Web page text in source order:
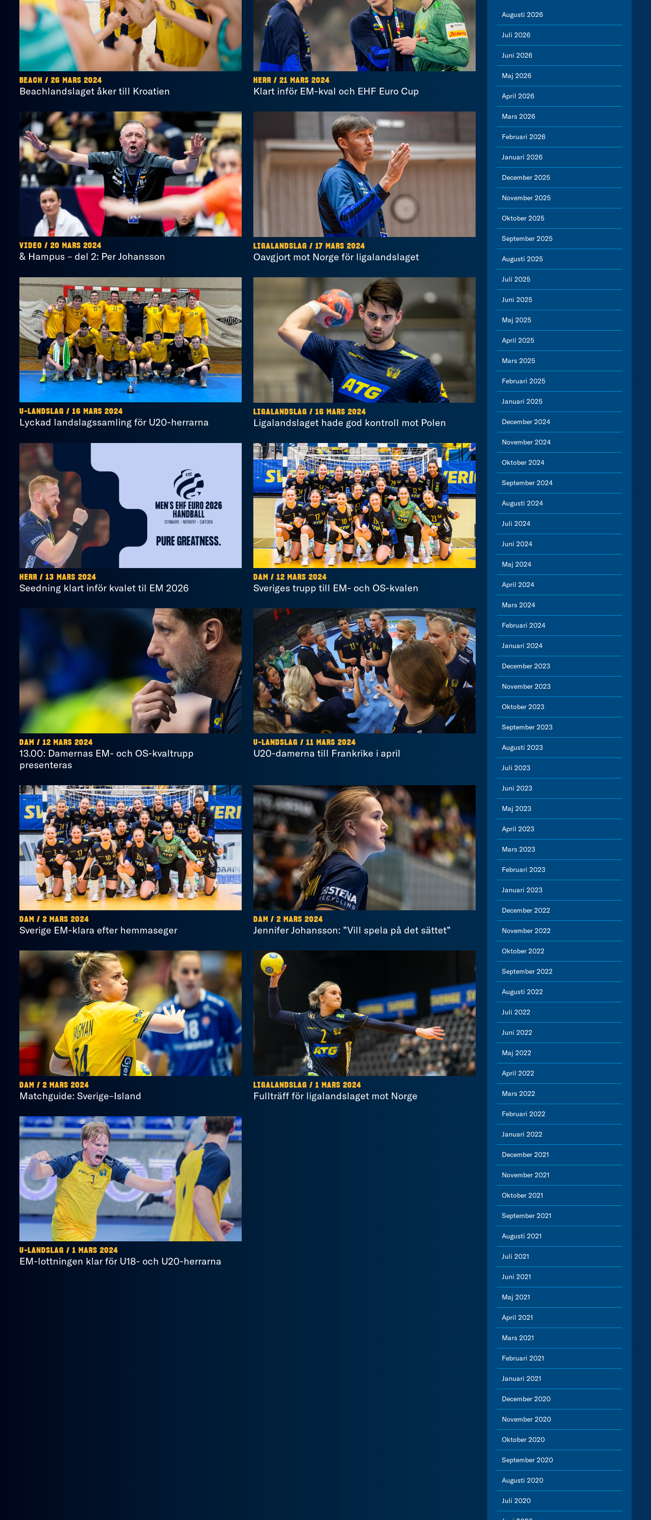
BEACH / 26 MARS 2024
Beachlandslaget åker till Kroatien
HERR / 21 MARS 2024
Klart inför EM-kval och EHF Euro Cup
VIDEO / 20 MARS 2024
& Hampus – del 2: Per Johansson
LIGALANDSLAG / 17 MARS 2024
Oavgjort mot Norge för ligalandslaget
U-LANDSLAG / 16 MARS 2024
Lyckad landslagssamling för U20-herrarna
LIGALANDSLAG / 16 MARS 2024
Ligalandslaget hade god kontroll mot Polen
HERR / 13 MARS 2024
Seedning klart inför kvalet til EM 2026
DAM / 12 MARS 2024
Sveriges trupp till EM- och OS-kvalen
DAM / 12 MARS 2024
13.00: Damernas EM- och OS-kvaltrupp
presenteras
U-LANDSLAG / 11 MARS 2024
U20-damerna till Frankrike i april
DAM / 2 MARS 2024
Sverige EM-klara efter hemmaseger
DAM / 2 MARS 2024
Jennifer Johansson: ”Vill spela på det sättet”
DAM / 2 MARS 2024
Matchguide: Sverige–Island
LIGALANDSLAG / 1 MARS 2024
Fullträff för ligalandslaget mot Norge
U-LANDSLAG / 1 MARS 2024
EM-lottningen klar för U18- och U20-herrarna
Augusti 2026
Juli 2026
Juni 2026
Maj 2026
April 2026
Mars 2026
Februari 2026
Januari 2026
December 2025
November 2025
Oktober 2025
September 2025
Augusti 2025
Juli 2025
Juni 2025
Maj 2025
April 2025
Mars 2025
Februari 2025
Januari 2025
December 2024
November 2024
Oktober 2024
September 2024
Augusti 2024
Juli 2024
Juni 2024
Maj 2024
April 2024
Mars 2024
Februari 2024
Januari 2024
December 2023
November 2023
Oktober 2023
September 2023
Augusti 2023
Juli 2023
Juni 2023
Maj 2023
April 2023
Mars 2023
Februari 2023
Januari 2023
December 2022
November 2022
Oktober 2022
September 2022
Augusti 2022
Juli 2022
Juni 2022
Maj 2022
April 2022
Mars 2022
Februari 2022
Januari 2022
December 2021
November 2021
Oktober 2021
September 2021
Augusti 2021
Juli 2021
Juni 2021
Maj 2021
April 2021
Mars 2021
Februari 2021
Januari 2021
December 2020
November 2020
Oktober 2020
September 2020
Augusti 2020
Juli 2020